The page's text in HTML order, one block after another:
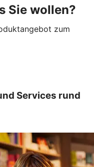
Sie wollen?
zum
Services rund